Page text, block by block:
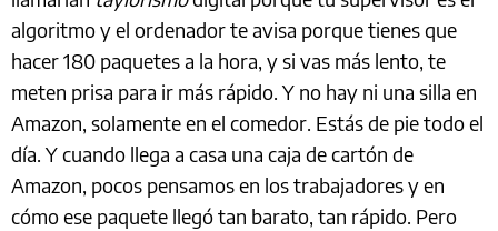
algoritmo y el ordenador te avisa porque tienes que
hacer 180 paquetes a la hora, y si vas más lento, te
meten prisa para ir más rápido. Y no hay ni una silla en
Amazon, solamente en el comedor. Estás de pie todo el
día. Y cuando llega a casa una caja de cartón de
Amazon, pocos pensamos en los trabajadores y en
cómo ese paquete llegó tan barato, tan rápido. Pero